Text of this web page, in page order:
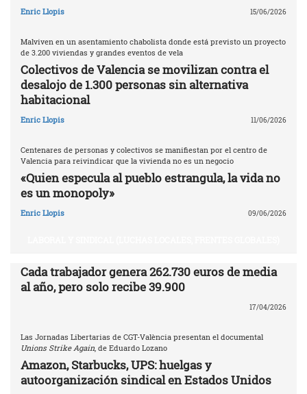
Enric Llopis 15/06/2026
Malviven en un asentamiento chabolista donde está previsto un proyecto
de 3.200 viviendas y grandes eventos de vela
Colectivos de Valencia se movilizan contra el
desalojo de 1.300 personas sin alternativa
habitacional
Enric Llopis 11/06/2026
Centenares de personas y colectivos se manifiestan por el centro de
Valencia para reivindicar que la vivienda no es un negocio
«Quien especula al pueblo estrangula, la vida no
es un monopoly»
Enric Llopis 09/06/2026
Cada trabajador genera 262.730 euros de media
al año, pero solo recibe 39.900
17/04/2026
Las Jornadas Libertarias de CGT-València presentan el documental
Unions Strike Again , de Eduardo Lozano
Amazon, Starbucks, UPS: huelgas y
autoorganización sindical en Estados Unidos